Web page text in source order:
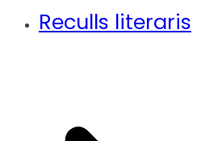
Reculls literaris